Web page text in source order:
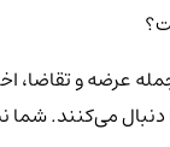
عرضه و تقاضا،
دنبال می‌کنند.